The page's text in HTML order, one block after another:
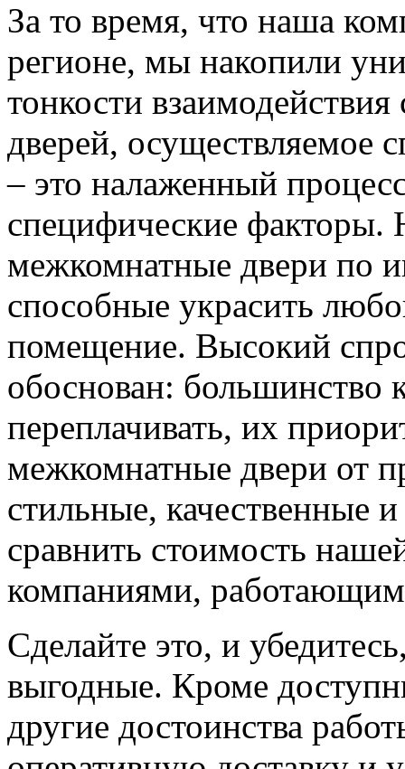
За то время, что наша
регионе, мы накопили
тонкости
дверей, осуществляемое
– это налаженный
специфические
межкомнатные двери по
способные украсить
помещение. Высокий
обоснован: большинство
переплачивать, их
межкомнатные двери от
стильные, качественные
сравнить стоимость
компаниями,
Сделайте это, и
выгодные. Кроме
другие достоинства